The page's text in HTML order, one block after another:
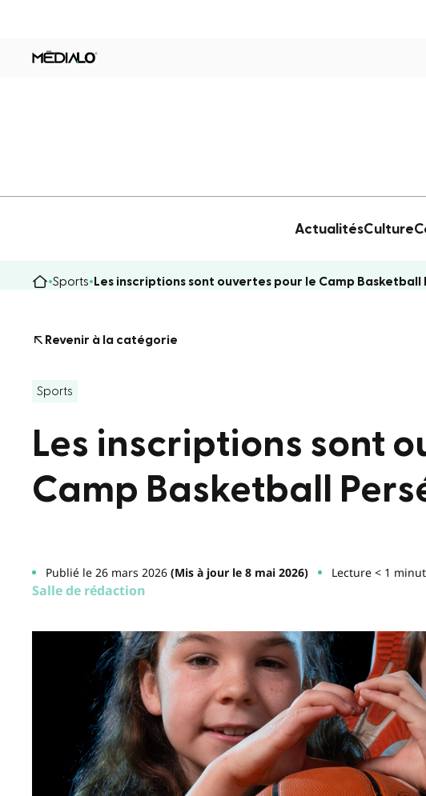
ActualitésCulture
Sports Les inscriptions sont ouvertes pour le Camp Basketball
Revenir à la catégorie
Sports
Les inscriptions sont
Camp Basketball
Publié le 26 mars 2026(Mis à jour le 8 mai 2026) Lecture < 1
Salle de rédaction